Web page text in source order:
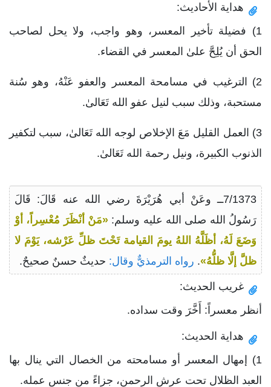
هداية الأحاديث:
1) فضيلة تأخير المعسر، وهو واجب، ولا يحل لصاحب
الحق أن يُلِحَّ علىٰ المعسر في القضاء.
2) الترغيب في مسامحة المعسر والعفو عَنْهُ، وهو سُنة
مستحبة، وذلك سبب لنيل عفو الله تَعَالىٰ.
3) العمل القليل مَعَ الإخلاص لوجه الله تَعَالىٰ، سبب لتكفير
الذنوب الكبيرة، ونيل رحمة الله تَعَالىٰ.
7/1373ــ وعَنْ أبي هُرَيْرَةَ رضي الله عنه قَالَ: قَالَ
رَسُولُ الله صلى الله عليه وسلم: «مَنْ أنْظَرَ مُعْسِراً، أوْ
وَضَعَ لَهُ، أظَلَّهُ اللهُ يومَ القيامة تَحْتَ ظلِّ عَرْشه، يَوْمَ لا
ظلَّ إلَّا ظلُّهُ». رواه الترمذيٌّ وقال: حديثٌ حسنٌ صحيحٌ.
غريب الحديث:
أنظر معسراً: أَخَّرَ وقت سداده.
هداية الحديث:
1) إمهال المعسر أو مسامحته من الخصال التي ينال بها
العبد الظلال تحت عرش الرحمن، جزاءً من جنس عمله.